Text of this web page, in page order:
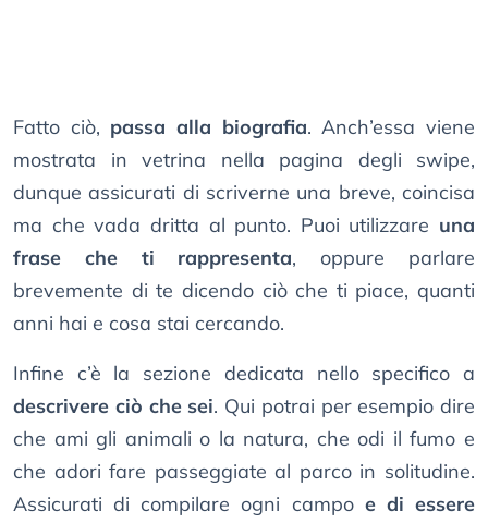
Fatto ciò, passa alla biografia. Anch’essa viene
mostrata in vetrina nella pagina degli swipe,
dunque assicurati di scriverne una breve, coincisa
ma che vada dritta al punto. Puoi utilizzare una
frase che ti rappresenta, oppure parlare
brevemente di te dicendo ciò che ti piace, quanti
anni hai e cosa stai cercando.
Infine c’è la sezione dedicata nello specifico a
descrivere ciò che sei. Qui potrai per esempio dire
che ami gli animali o la natura, che odi il fumo e
che adori fare passeggiate al parco in solitudine.
Assicurati di compilare ogni campo e di essere